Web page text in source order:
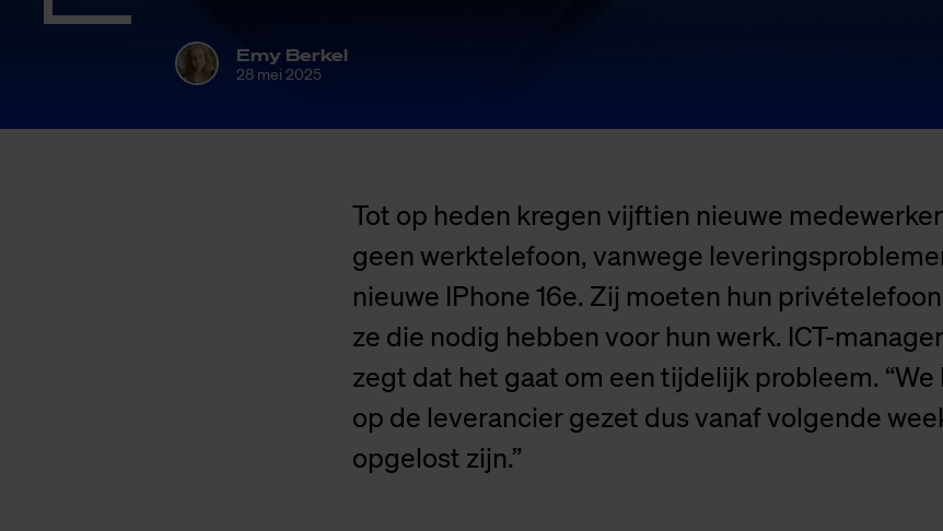
Emy Berkel
28 mei 2025
Tot op heden kregen vijftien nieuwe
geen werktelefoon, vanwege
nieuwe IPhone 16e. Zij moeten hun
ze die nodig hebben voor hun werk. ICT-
zegt dat het gaat om een tijdelijk probleem.
op de leverancier gezet dus vanaf volgende
opgelost zijn.”